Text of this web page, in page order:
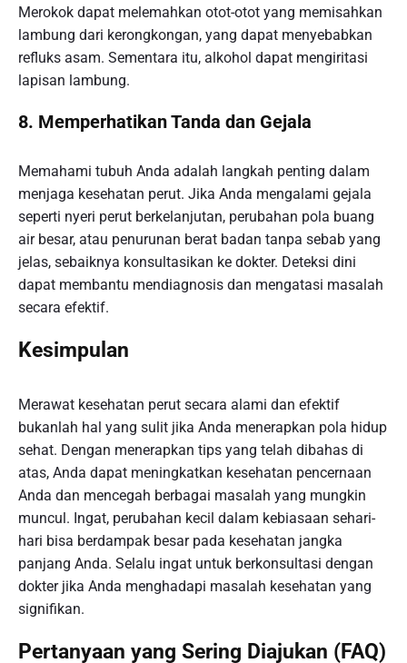
Merokok dapat melemahkan otot-otot yang memisahkan
lambung dari kerongkongan, yang dapat menyebabkan
refluks asam. Sementara itu, alkohol dapat mengiritasi
lapisan lambung.
8. Memperhatikan Tanda dan Gejala
Memahami tubuh Anda adalah langkah penting dalam
menjaga kesehatan perut. Jika Anda mengalami gejala
seperti nyeri perut berkelanjutan, perubahan pola buang
air besar, atau penurunan berat badan tanpa sebab yang
jelas, sebaiknya konsultasikan ke dokter. Deteksi dini
dapat membantu mendiagnosis dan mengatasi masalah
secara efektif.
Kesimpulan
Merawat kesehatan perut secara alami dan efektif
bukanlah hal yang sulit jika Anda menerapkan pola hidup
sehat. Dengan menerapkan tips yang telah dibahas di
atas, Anda dapat meningkatkan kesehatan pencernaan
Anda dan mencegah berbagai masalah yang mungkin
muncul. Ingat, perubahan kecil dalam kebiasaan sehari-
hari bisa berdampak besar pada kesehatan jangka
panjang Anda. Selalu ingat untuk berkonsultasi dengan
dokter jika Anda menghadapi masalah kesehatan yang
signifikan.
Pertanyaan yang Sering Diajukan (FAQ)